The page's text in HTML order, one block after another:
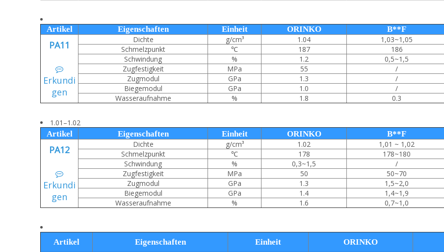
Artikel Eigenschaften Einheit ORINKO B**F
PA11

Erkundi
gen
Dichte g/cm³ 1.04 1,03~1,05
Schmelzpunkt
℃ 187 186
Schwindung
% 1.2 0,5~1,5
Zugfestigkeit
MPa 55 /
Zugmodul
GPa 1.3 /
Biegemodul
GPa 1.0 /
Wasseraufnahme
% 1.8 0.3
1.01–1.02
Artikel
Eigenschaften Einheit ORINKO B**F
PA12

Erkundi
gen
Dichte g/cm³ 1.02 1,01 ~ 1,02
Schmelzpunkt
℃ 178 178~180
Schwindung
% 0,3~1,5 /
Zugfestigkeit
MPa 50 50~70
Zugmodul
GPa 1.3 1,5~2,0
Biegemodul
GPa 1.4 1,4~1,9
Wasseraufnahme
% 1.6 0,7~1,0
Artikel Eigenschaften Einheit ORINKO